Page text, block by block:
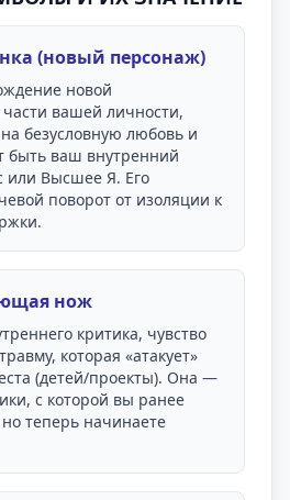
(новый персонаж)
новой
вашей личности,
безусловную любовь и
быть ваш внутренний
или Высшее Я. Его
поворот от изоляции к
нож
критика, чувство
которая «атакует»
(детей/проекты). Она —
с которой вы ранее
теперь начинаете